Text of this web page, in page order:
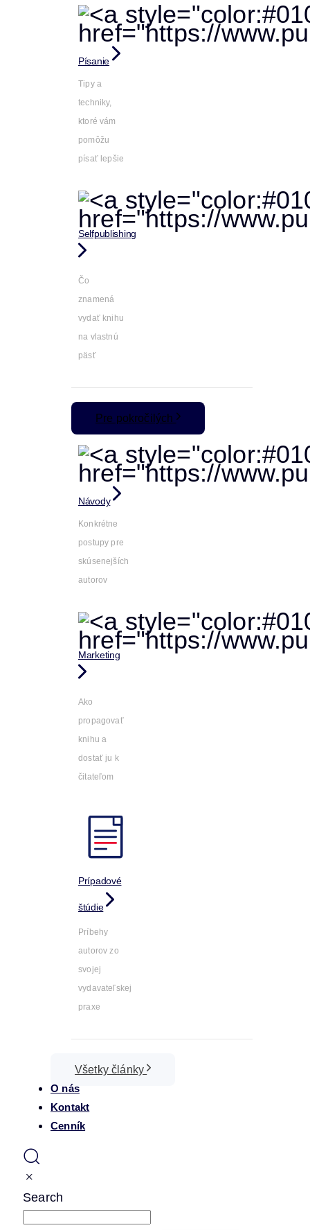
Písanie
Tipy a
techniky,
ktoré vám
pomôžu
písať lepšie
Selfpublishing
Čo
znamená
vydať knihu
na vlastnú
päsť
Pre pokročilých
Návody
Konkrétne
postupy pre
skúsenejších
autorov
Marketing
Ako
propagovať
knihu a
dostať ju k
čitateľom
Prípadové
štúdie
Príbehy
autorov zo
svojej
vydavateľskej
praxe
Všetky články
O nás
Kontakt
Cenník
Search